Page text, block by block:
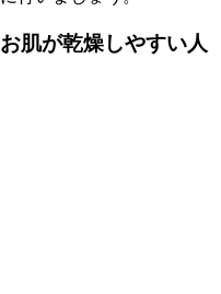
お肌が乾燥しやすい人